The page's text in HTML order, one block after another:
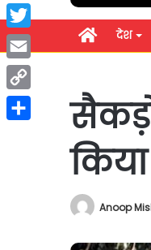
होम देश
Anoop
Facebook
Twitter
Email
Copy
Link